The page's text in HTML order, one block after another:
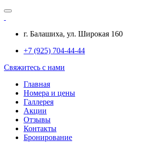
г. Балашиха, ул. Широкая 160
+7 (925) 704-44-44
Свяжитесь с нами
Главная
Номера и цены
Галлерея
Акции
Отзывы
Контакты
Бронирование